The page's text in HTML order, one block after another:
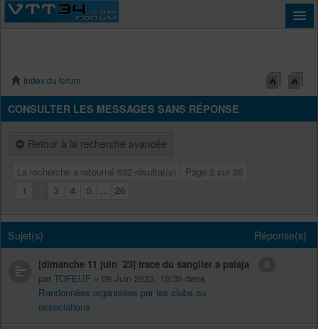
Index du forum
CONSULTER LES MESSAGES SANS RÉPONSE
Retour à la recherche avancée
La recherche a retourné 632 résultat(s) Page 2 sur 26
1
3 4 5 ... 26
Sujet(s) Réponse(s)
[dimanche 11 juin ´23] trace du sanglier a palaja
par TOFEUF » 09 Juin 2023, 15:35 dans
Randonnées organisées par les clubs ou
associations
0